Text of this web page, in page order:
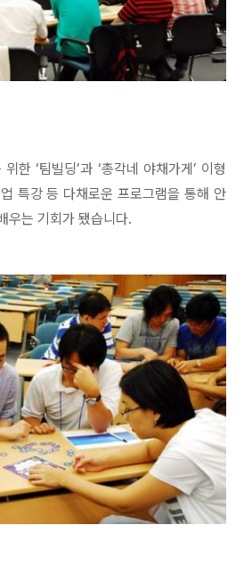
한 ‘팀빌딩’과 ‘총각네 야채가게’ 이형
특강 등 다채로운 프로그램을 통해 안
우는 기회가 됐습니다.